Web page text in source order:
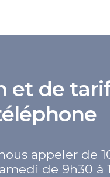
et de
appeler de
de 9h30 à